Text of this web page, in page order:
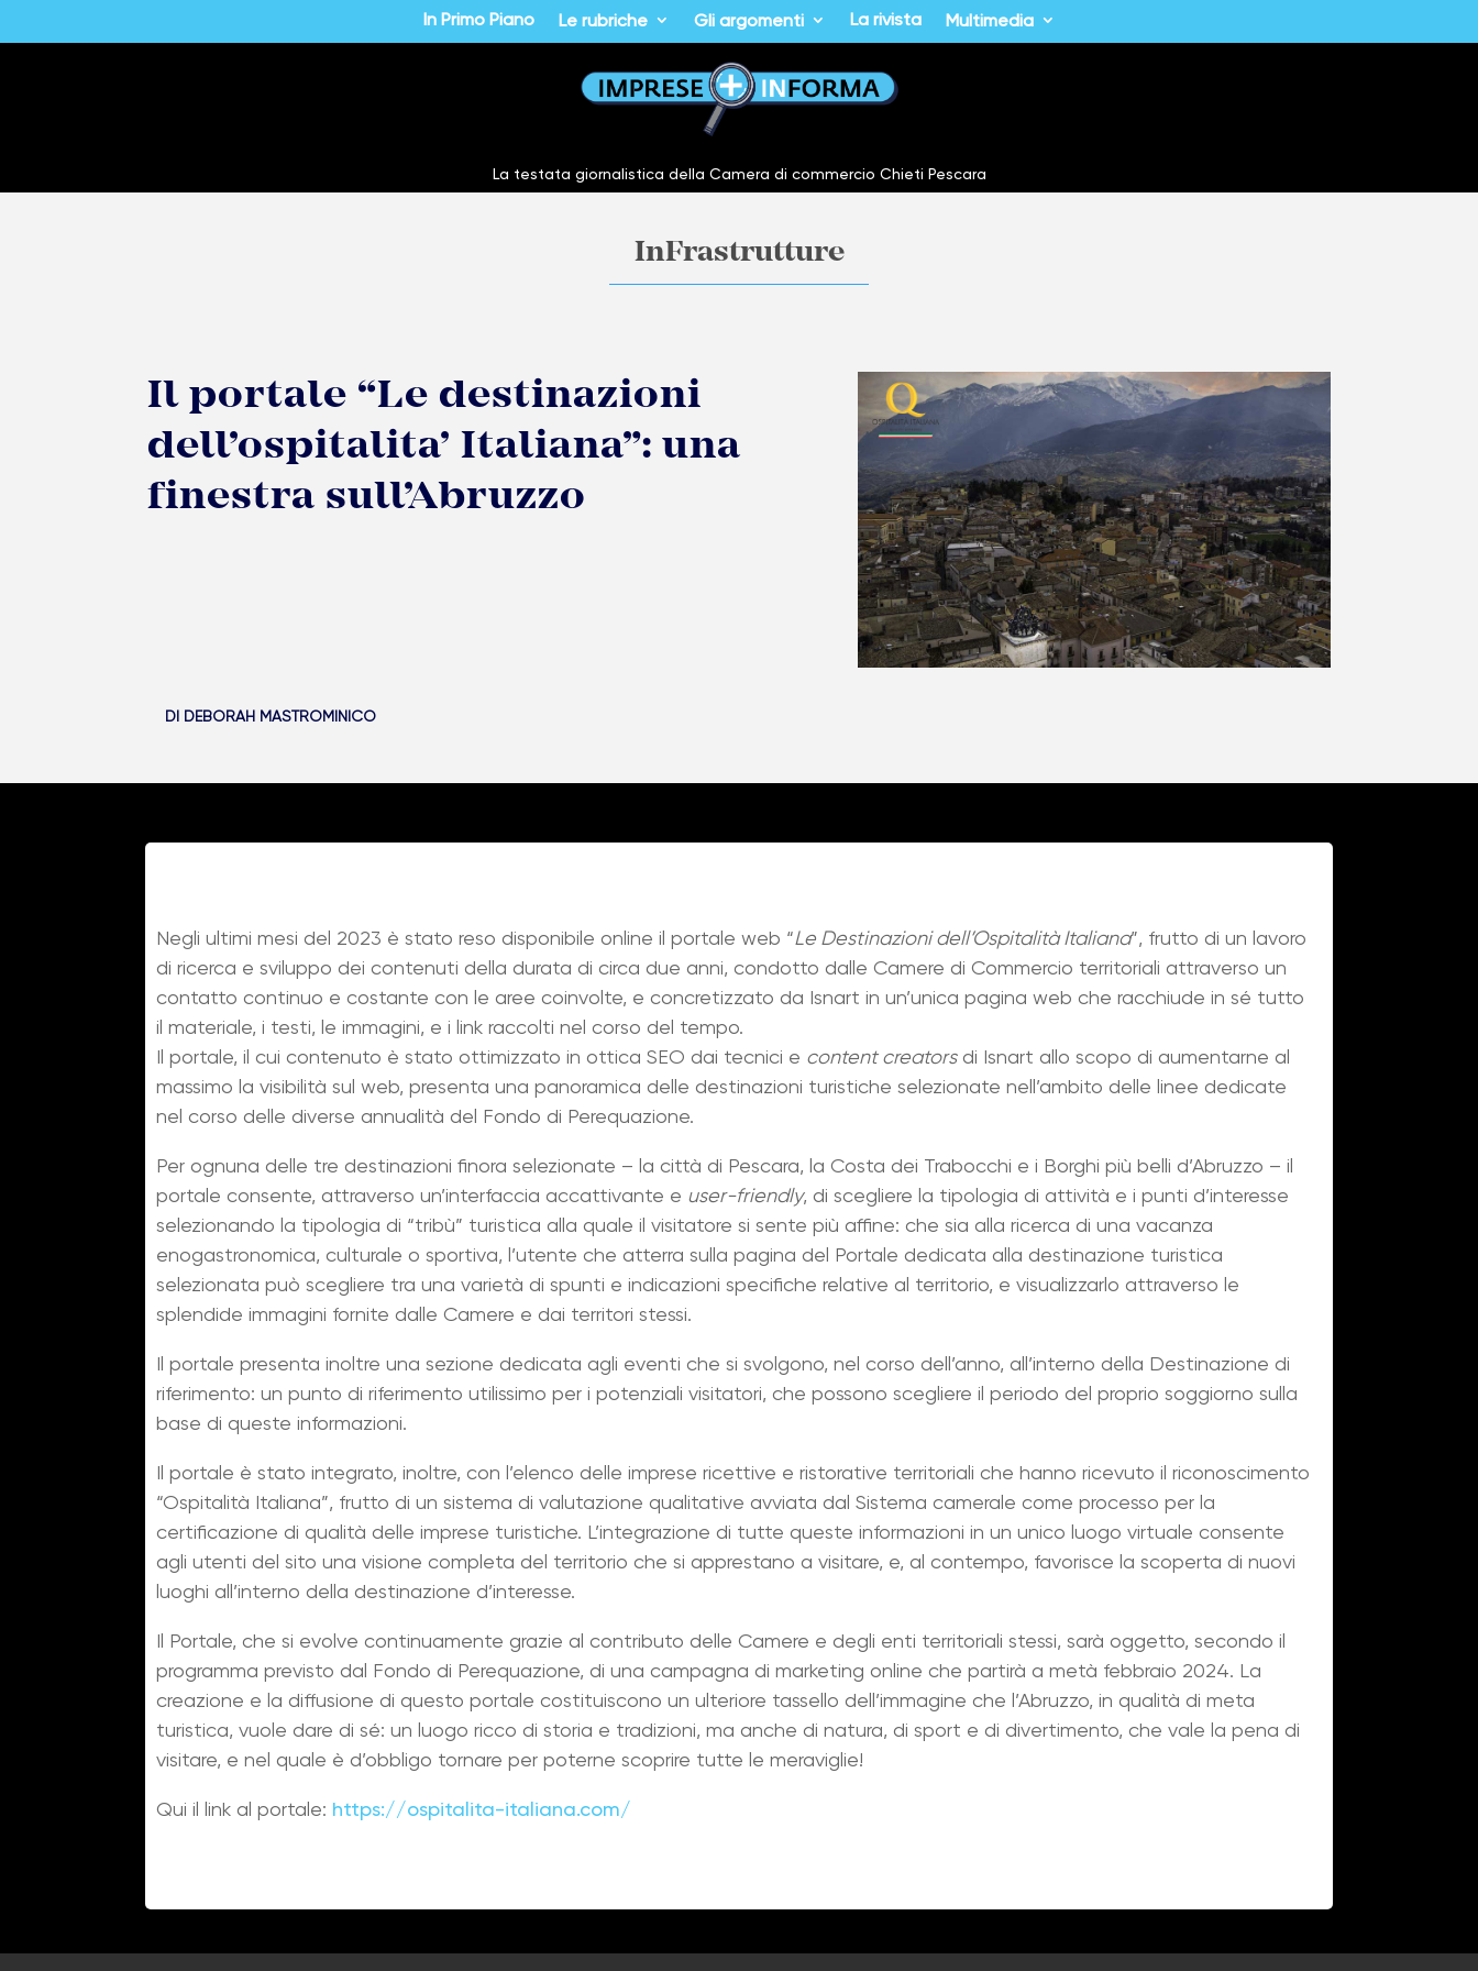
In Primo Piano Le rubriche Gli argomenti La rivista Multimedia
La testata giornalistica della Camera di commercio Chieti Pescara
InFrastrutture
Il portale “Le destinazioni
dell’ospitalita’ Italiana”: una
finestra sull’Abruzzo
DI DEBORAH MASTROMINICO
Negli ultimi mesi del 2023 è stato reso disponibile online il portale web “Le Destinazioni dell’Ospitalità Italiana”, frutto di un lavoro
di ricerca e sviluppo dei contenuti della durata di circa due anni, condotto dalle Camere di Commercio territoriali attraverso un
contatto continuo e costante con le aree coinvolte, e concretizzato da Isnart in un’unica pagina web che racchiude in sé tutto
il materiale, i testi, le immagini, e i link raccolti nel corso del tempo.
Il portale, il cui contenuto è stato ottimizzato in ottica SEO dai tecnici e content creatorsdi Isnart allo scopo di aumentarne al
massimo la visibilità sul web, presenta una panoramica delle destinazioni turistiche selezionate nell’ambito delle linee dedicate
nel corso delle diverse annualità del Fondo di Perequazione.
Per ognuna delle tre destinazioni finora selezionate – la città di Pescara, la Costa dei Trabocchi e i Borghi più belli d’Abruzzo – il
portale consente, attraverso un’interfaccia accattivante e user-friendly, di scegliere la tipologia di attività e i punti d’interesse
selezionando la tipologia di “tribù” turistica alla quale il visitatore si sente più affine: che sia alla ricerca di una vacanza
enogastronomica, culturale o sportiva, l’utente che atterra sulla pagina del Portale dedicata alla destinazione turistica
selezionata può scegliere tra una varietà di spunti e indicazioni specifiche relative al territorio, e visualizzarlo attraverso le
splendide immagini fornite dalle Camere e dai territori stessi.
Il portale presenta inoltre una sezione dedicata agli eventi che si svolgono, nel corso dell’anno, all’interno della Destinazione di
riferimento: un punto di riferimento utilissimo per i potenziali visitatori, che possono scegliere il periodo del proprio soggiorno sulla
base di queste informazioni.
Il portale è stato integrato, inoltre, con l’elenco delle imprese ricettive e ristorative territoriali che hanno ricevuto il riconoscimento
“Ospitalità Italiana”, frutto di un sistema di valutazione qualitative avviata dal Sistema camerale come processo per la
certificazione di qualità delle imprese turistiche. L’integrazione di tutte queste informazioni in un unico luogo virtuale consente
agli utenti del sito una visione completa del territorio che si apprestano a visitare, e, al contempo, favorisce la scoperta di nuovi
luoghi all’interno della destinazione d’interesse.
Il Portale, che si evolve continuamente grazie al contributo delle Camere e degli enti territoriali stessi, sarà oggetto, secondo il
programma previsto dal Fondo di Perequazione, di una campagna di marketing online che partirà a metà febbraio 2024. La
creazione e la diffusione di questo portale costituiscono un ulteriore tassello dell’immagine che l’Abruzzo, in qualità di meta
turistica, vuole dare di sé: un luogo ricco di storia e tradizioni, ma anche di natura, di sport e di divertimento, che vale la pena di
visitare, e nel quale è d’obbligo tornare per poterne scoprire tutte le meraviglie!
Qui il link al portale: https://ospitalita-italiana.com/